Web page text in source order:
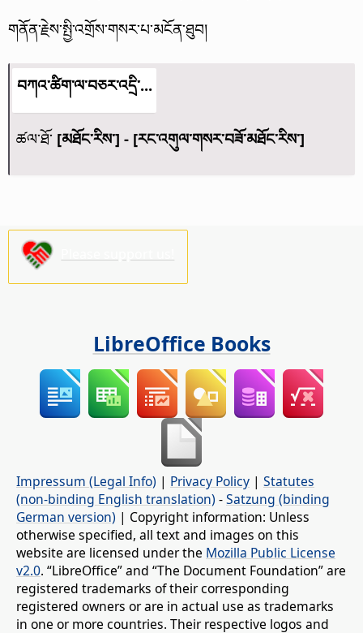
གནོན་རྗེས་སྤྱི་འགྲོས་གསར་པ་མངོན་ཐུབ།
བཀའ་ཚིག་ལ་བཅར་འདྲི་...
ཚལ་ཐོ་ [མཐོང་རིས་] - [རང་འགུལ་གསར་བཟོ་མཐོང་རིས་]
LibreOffice Books
Impressum (Legal Info) | Privacy Policy | Statutes
(non-binding English translation) -Satzung (binding
German version) | Copyright information: Unless
otherwise specified, all text and images on this
website are licensed under the Mozilla Public License
v2.0. “LibreOffice” and “The Document Foundation” are
registered trademarks of their corresponding
registered owners or are in actual use as trademarks
in one or more countries. Their respective logos and